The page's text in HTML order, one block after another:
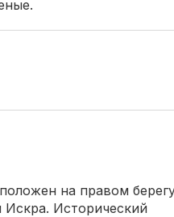
на правом
Искра. Исторический